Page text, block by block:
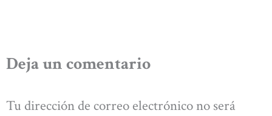
Deja un comentario
Tu dirección de correo electrónico no será